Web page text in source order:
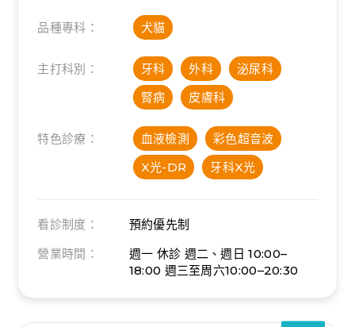
品種專科： 犬貓
主打科別： 牙科 外科
泌尿科
腎病
皮膚科
特色診療： 血液檢測
彩色超音波
X光-DR
牙科X光
看診制度：
預約優先制
營業時間：
週一 休診 週二、週日 10:00–
18:00 週三至周六10:00–20:30